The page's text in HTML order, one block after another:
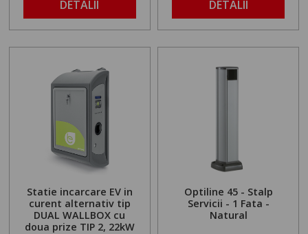
DETALII DETALII
Statie incarcare EV in
curent alternativ tip
DUAL WALLBOX cu
doua prize TIP 2, 22kW
Optiline 45 - Stalp
Servicii - 1 Fata -
Natural